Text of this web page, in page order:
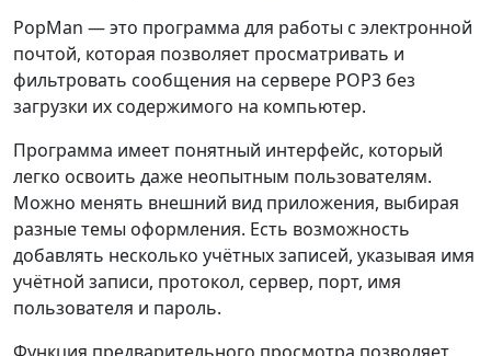
PopMan — это программа для работы с электронной
почтой, которая позволяет просматривать и
фильтровать сообщения на сервере POP3 без
загрузки их содержимого на компьютер.
Программа имеет понятный интерфейс, который
легко освоить даже неопытным пользователям.
Можно менять внешний вид приложения, выбирая
разные темы оформления. Есть возможность
добавлять несколько учётных записей, указывая имя
учётной записи, протокол, сервер, порт, имя
пользователя и пароль.